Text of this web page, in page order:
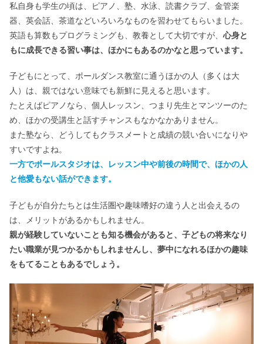
私自身も学生の頃は、ピアノ、塾、水泳、読書クラブ、金管楽
器、英会話、茶道などいろいろなものを習わせてもらいました。
英語も算数もプログラミングも、教養として大切ですが、 心身と
もに成長できる習い事は、ほかにもあるのかなと思っています。
子どもにとって、ポールダンス教室に通うほかの人（多くは大
人）は、親ではない意味でも新鮮に見えると思います。
たとえばピアノなら、個人レッスン、つまり先生とマンツーのた
め、ほかの受講生と話すチャンスもなかなかありません。
また塾なら、どうしてもクラスメートと成績の競い合いになりや
すいですよね。
一方でポールスタジオは、レッスン中や前後の時間で、ほかの人
と他愛もない話ができます。
子どもが自分たちとは生活圏や趣味嗜好の違う人と出会えるの
は、メリットがあるかもしれません。
親が経験していないことも知る機会があると、子どもの将来なり
たい職業が見つかるかもしれませんし、夢中になれるほかの趣味
をもてることもあるでしょう。